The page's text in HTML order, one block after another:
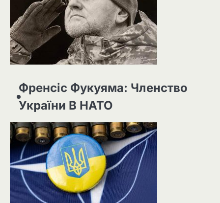
Френсіс Фукуяма: Членство
України В НАТО